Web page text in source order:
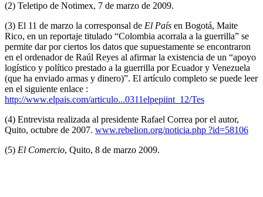
(2) Teletipo de Notimex, 7 de marzo de 2009.
(3) El 11 de marzo la corresponsal de El País en Bogotá, Maite
Rico, en un reportaje titulado “Colombia acorrala a la guerrilla” se
permite dar por ciertos los datos que supuestamente se encontraron
en el ordenador de Raúl Reyes al afirmar la existencia de un “apoyo
logístico y político prestado a la guerrilla por Ecuador y Venezuela
(que ha enviado armas y dinero)”. El artículo completo se puede leer
en el siguiente enlace :
http://www.elpais.com/articulo...0311elpepiint_12/Tes
(4) Entrevista realizada al presidente Rafael Correa por el autor,
Quito, octubre de 2007. www.rebelion.org/noticia.php ?id=58106
(5) El Comercio, Quito, 8 de marzo 2009.